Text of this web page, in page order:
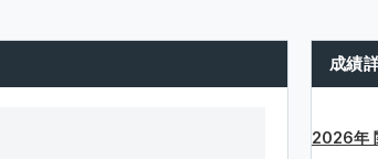
成績
2026年